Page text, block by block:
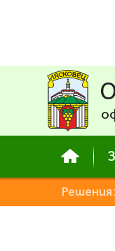
2009 ● 2010